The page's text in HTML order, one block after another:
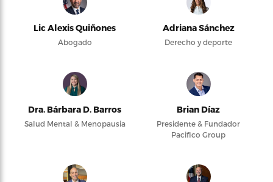
Lic Alexis Quiñones
Abogado
Adriana Sánchez
Derecho y deporte
Dra. Bárbara D. Barros
Salud Mental & Menopausia
Brian Díaz
Presidente & Fundador
Pacifico Group